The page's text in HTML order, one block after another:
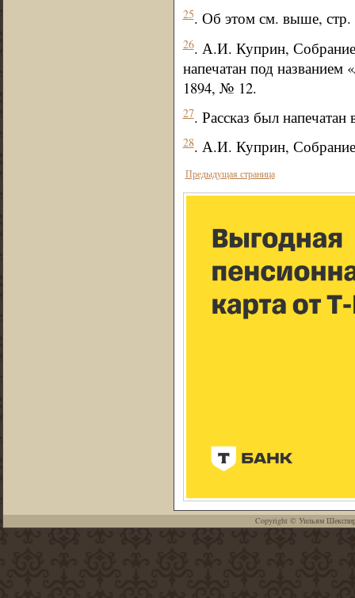
25. Об этом см. выше, стр.
26. А.И. Куприн, Собрание
напечатан под названием
1894, № 12.
27. Рассказ был напечатан
28. А.И. Куприн, Собрание
Предыдущая страница
Copyright © Уильям